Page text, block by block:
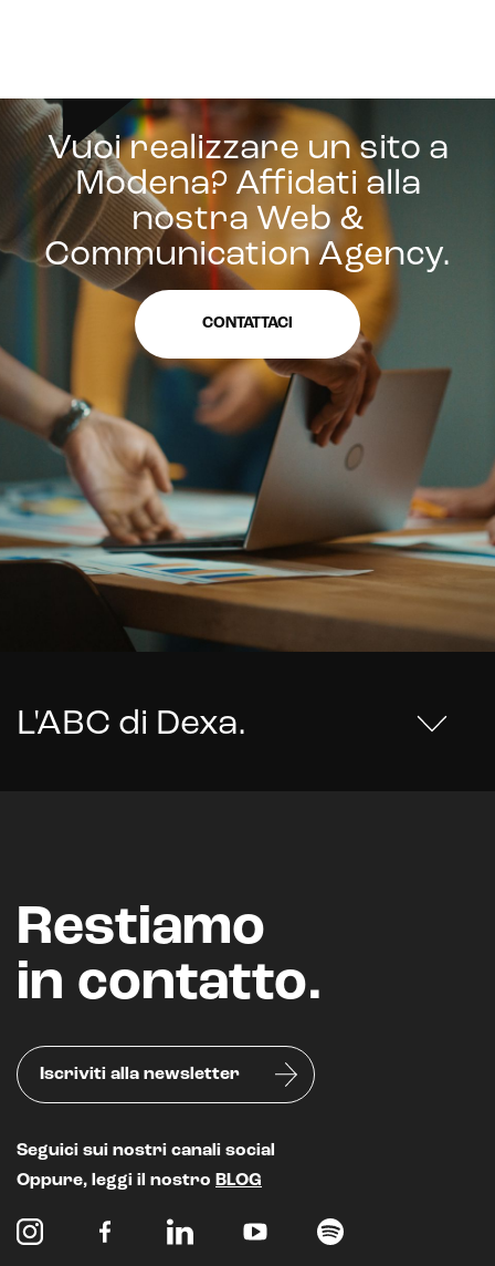
Vuoi realizzare un sito a
Modena? Affidati alla
nostra Web &
Communication Agency.
CONTATTACI
L'ABC di Dexa.
Restiamo
in contatto.
Iscriviti alla newsletter
Seguici sui nostri canali social
Oppure, leggi il nostro BLOG